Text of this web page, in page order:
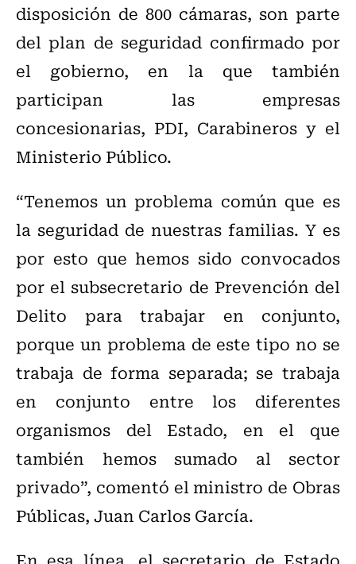
disposición de 800 cámaras, son parte
del plan de seguridad confirmado por
el gobierno, en la que también
participan las empresas
concesionarias, PDI, Carabineros y el
Ministerio Público.
“Tenemos un problema común que es
la seguridad de nuestras familias. Y es
por esto que hemos sido convocados
por el subsecretario de Prevención del
Delito para trabajar en conjunto,
porque un problema de este tipo no se
trabaja de forma separada; se trabaja
en conjunto entre los diferentes
organismos del Estado, en el que
también hemos sumado al sector
privado”, comentó el ministro de Obras
Públicas, Juan Carlos García.